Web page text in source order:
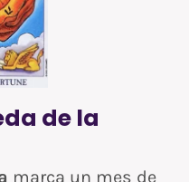
de la
marca un mes de